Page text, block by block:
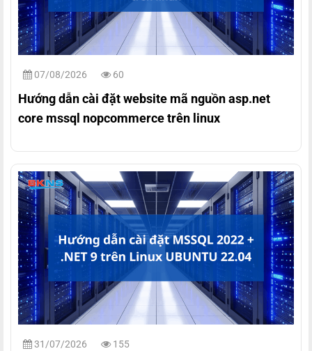
07/08/2026 60
Hướng dẫn cài đặt website mã nguồn asp.net
core mssql nopcommerce trên linux
31/07/2026 155